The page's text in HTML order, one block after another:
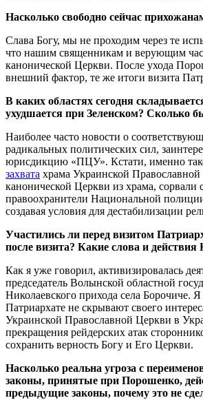
Насколько свободно сейчас
Слава Богу, мы не проходим через те
что нашим священникам и верующим
канонической Церкви. После ухода
внешний фактор, те же итоги визита
В каких областях сегодня
ухудшается при Зеленском? Сколько
Наиболее часто новости о
радикальных политических сил,
юрисдикцию «ПЦУ». Кстати, именно
захвата храма Украинской
канонической Церкви из храма,
правоохранители Национальной
создавая условия для дестабилизации
Участились ли перед визитом
после визита? Какие слова и
Как я уже говорил, активизировалась
председатель Волынской областной
Николаевского прихода села Борочиче.
Патриархате не скрывают своего
Украинской Православной Церкви в
прекращения рейдерских атак
сохранить верность Богу и Его Церкви.
Насколько реальна угроза с
законы, принятые при Порошенко,
предыдущие законы, почему это не